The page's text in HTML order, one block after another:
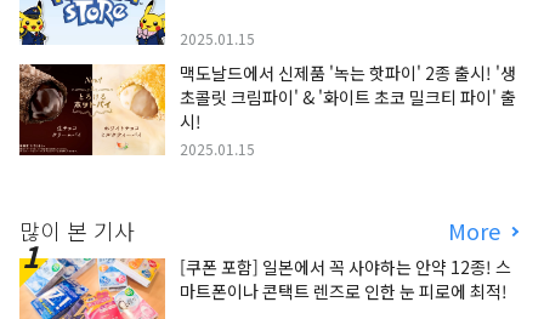
2025.01.15
맥도날드에서 신제품 '녹는 핫파이' 2종 출시! '생
초콜릿 크림파이' & '화이트 초코 밀크티 파이' 출
시!
2025.01.15
많이 본 기사 More
[쿠폰 포함] 일본에서 꼭 사야하는 안약 12종! 스
마트폰이나 콘택트 렌즈로 인한 눈 피로에 최적!